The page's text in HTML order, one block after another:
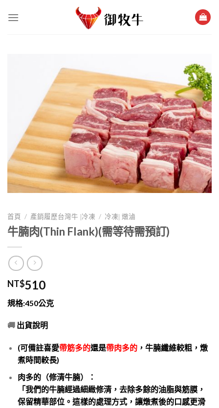
首頁 / 產銷履歷台灣牛 |冷凍 / 冷凍| 燉滷
牛腩肉(Thin Flank)(需等待需預訂)
NT$510
規格:450公克
🚚 出貨說明
(可備註喜愛帶筋多的還是帶肉多的，牛腩纖維較粗，燉
煮時間較長)
肉多的（修清牛腩）：
「我們的牛腩經過細緻修清，去除多餘的油脂與筋膜，
保留精華部位。這樣的處理方式，讓燉煮後的口感更滑